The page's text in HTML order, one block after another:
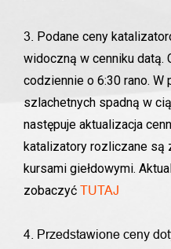
3. Podane ceny
widoczną w cenniku datą.
codziennie o 6:30 rano. W
szlachetnych spadną w
następuje aktualizacja
katalizatory rozliczane są
kursami giełdowymi.
zobaczyć TUTAJ
4. Przedstawione ceny